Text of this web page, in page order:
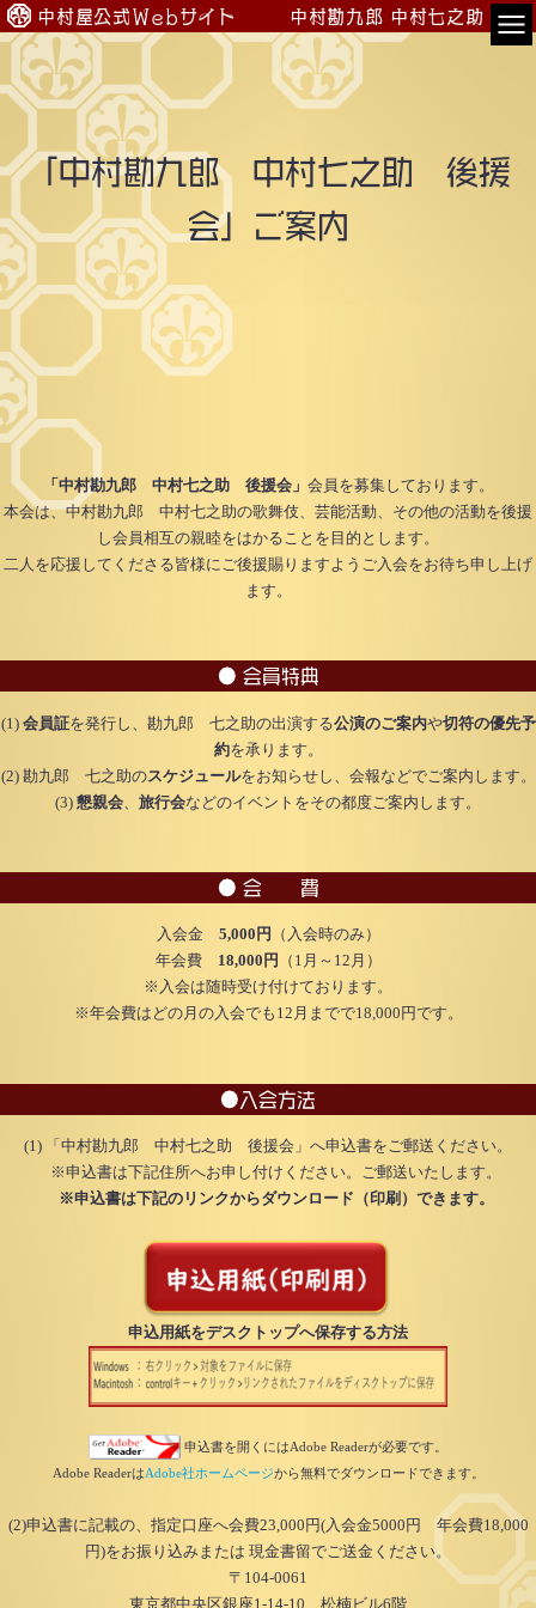
中村屋公式Webサイト 中村勘九郎 中村七之助
会員専用
公演案内
出演情報
TOP
入会のご案内
プロフィール
中村屋一門
「中村勘九郎 中村七之助 後援
会」ご案内
「中村勘九郎 中村七之助 後援会」 会員を募集しております。
本会は、中村勘九郎 中村七之助の歌舞伎、芸能活動、その他の活動を後援
し会員相互の親睦をはかることを目的とします。
二人を応援してくださる皆様にご後援賜りますようご入会をお待ち申し上げ
ます。
● 会員特典
(1) 会員証を発行し、勘九郎 七之助の出演する公演のご案内や切符の優先予
約を承ります。
(2) 勘九郎 七之助のスケジュールをお知らせし、会報などでご案内します。
(3) 懇親会 旅行会などのイベントをその都度ご案内します。
● 会 費
入会金 5,000円 （入会時のみ）
年会費 18,000円 （1月～12月）
※入会は随時受け付けております。
※年会費はどの月の入会でも12月までで18,000円です。
●入会方法
(1) 「中村勘九郎 中村七之助 後援会」へ申込書をご郵送ください。
※申込書は下記住所へお申し付けください。ご郵送いたします。
※申込書は下記のリンクからダウンロード（印刷）できます。
申込用紙をデスクトップへ保存する方法
申込書を開くにはAdobe Readerが必要です。
Adobe ReaderはAdobe社ホームページから無料でダウンロードできます。
(2)申込書に記載の、指定口座へ会費23,000円(入会金5000円 年会費18,000
円)をお振り込みまたは 現金書留でご送金ください。
〒104-0061
東京都中央区銀座1-14-10 松楠ビル6階